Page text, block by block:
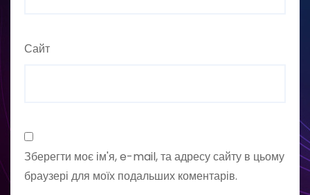
Сайт
Зберегти моє ім'я, e-mail, та адресу сайту в цьому
браузері для моїх подальших коментарів.